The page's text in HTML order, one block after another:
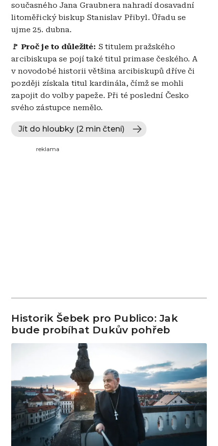
současného Jana Graubnera nahradí dosavadní
litoměřický biskup Stanislav Přibyl. Úřadu se
ujme 25. dubna.
🚩 Proč je to důležité: S titulem pražského
arcibiskupa se pojí také titul primase českého. A
v novodobé historii většina arcibiskupů dříve či
později získala titul kardinála, čímž se mohli
zapojit do volby papeže. Při té poslední Česko
svého zástupce nemělo.
Jít do hloubky (2 min čtení)
reklama
Historik Šebek pro Publico: Jak
bude probíhat Dukův pohřeb